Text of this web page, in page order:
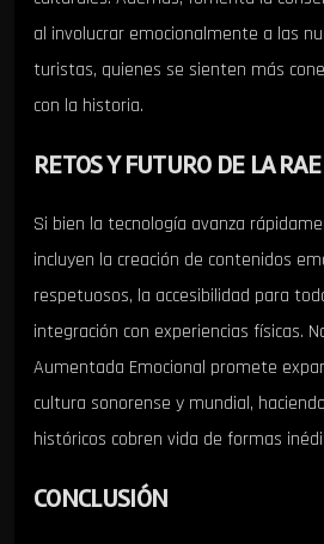
al involucrar emocionalmente a las
turistas, quienes se sienten más
con la historia.
RETOS Y FUTURO DE LA RAE
Si bien la tecnología avanza
incluyen la creación de contenidos
respetuosos, la accesibilidad para
integración con experiencias físicas.
Aumentada Emocional promete
cultura sonorense y mundial,
históricos cobren vida de formas
CONCLUSIÓN